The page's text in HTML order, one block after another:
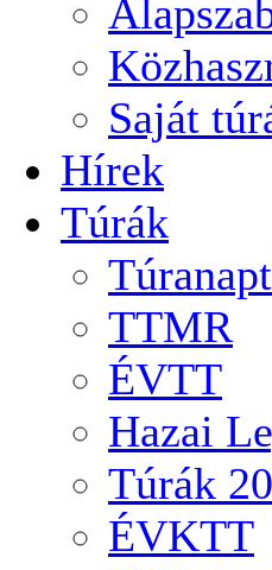
Saját
Hírek
Túrák
TTMR
ÉVTT
Hazai
Túrák
ÉVKTT